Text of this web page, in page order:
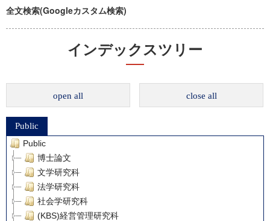
全文検索(Googleカスタム検索)
インデックスツリー
open all close all
Public
Public
博士論文
文学研究科
法学研究科
社会学研究科
(KBS)経営管理研究科